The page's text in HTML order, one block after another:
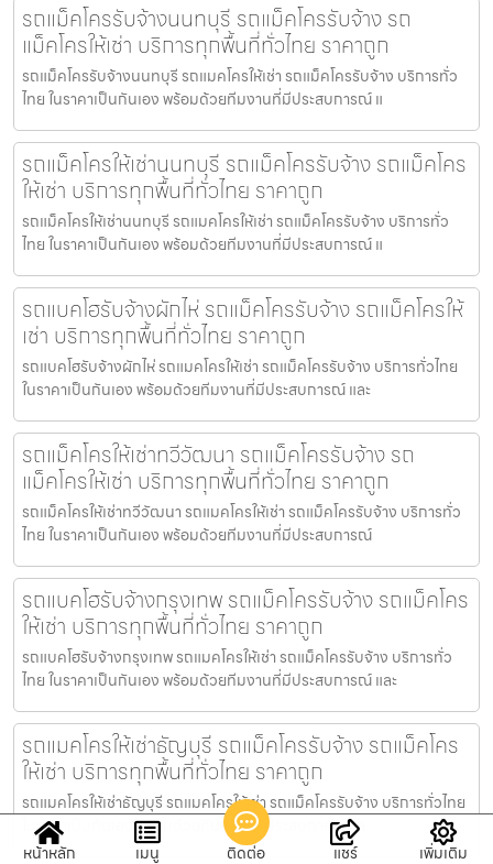
รถแม็คโครรับจ้างนนทบุรี รถแม็คโครรับจ้าง รถ
แม็คโครให้เช่า บริการทุกพื้นที่ทั่วไทย ราคาถูก
รถแม็คโครรับจ้างนนทบุรี รถแมคโครให้เช่า รถแม็คโครรับจ้าง บริการทั่ว
ไทย ในราคาเป็นกันเอง พร้อมด้วยทีมงานที่มีประสบการณ์ แ
รถแม็คโครให้เช่านนทบุรี รถแม็คโครรับจ้าง รถแม็คโคร
ให้เช่า บริการทุกพื้นที่ทั่วไทย ราคาถูก
รถแม็คโครให้เช่านนทบุรี รถแมคโครให้เช่า รถแม็คโครรับจ้าง บริการทั่ว
ไทย ในราคาเป็นกันเอง พร้อมด้วยทีมงานที่มีประสบการณ์ แ
รถแบคโฮรับจ้างผักไห่ รถแม็คโครรับจ้าง รถแม็คโครให้
เช่า บริการทุกพื้นที่ทั่วไทย ราคาถูก
รถแบคโฮรับจ้างผักไห่ รถแมคโครให้เช่า รถแม็คโครรับจ้าง บริการทั่วไทย
ในราคาเป็นกันเอง พร้อมด้วยทีมงานที่มีประสบการณ์ และ
รถแม็คโครให้เช่าทวีวัฒนา รถแม็คโครรับจ้าง รถ
แม็คโครให้เช่า บริการทุกพื้นที่ทั่วไทย ราคาถูก
รถแม็คโครให้เช่าทวีวัฒนา รถแมคโครให้เช่า รถแม็คโครรับจ้าง บริการทั่ว
ไทย ในราคาเป็นกันเอง พร้อมด้วยทีมงานที่มีประสบการณ์
รถแบคโฮรับจ้างกรุงเทพ รถแม็คโครรับจ้าง รถแม็คโคร
ให้เช่า บริการทุกพื้นที่ทั่วไทย ราคาถูก
รถแบคโฮรับจ้างกรุงเทพ รถแมคโครให้เช่า รถแม็คโครรับจ้าง บริการทั่ว
ไทย ในราคาเป็นกันเอง พร้อมด้วยทีมงานที่มีประสบการณ์ และ
รถแมคโครให้เช่าธัญบุรี รถแม็คโครรับจ้าง รถแม็คโคร
ให้เช่า บริการทุกพื้นที่ทั่วไทย ราคาถูก
รถแมคโครให้เช่าธัญบุรี รถแมคโครให้เช่า รถแม็คโครรับจ้าง บริการทั่วไทย
ในราคาเป็นกันเอง พร้อมด้วยทีมงานที่มีประสบการณ์ แล
หน้าหลัก
เมนู ติดต่อ แชร์ เพิ่มเติม